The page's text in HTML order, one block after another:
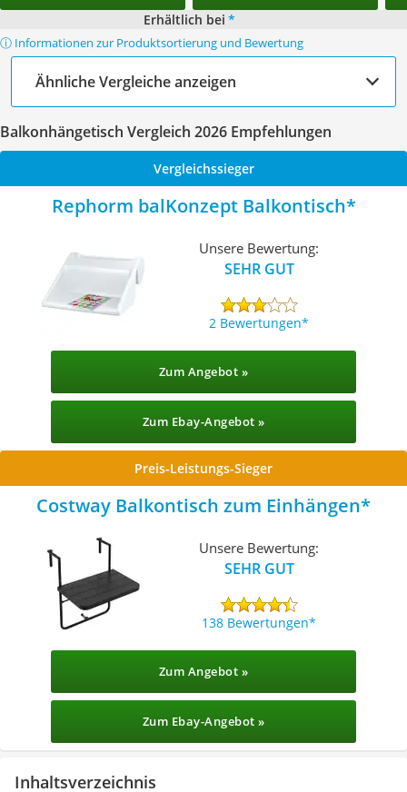
Erhältlich bei *
ⓘ Informationen zur Produktsortierung und Bewertung
Ähnliche Vergleiche anzeigen
Balkonhängetisch Vergleich 2026 Empfehlungen
Vergleichssieger
Rephorm balKonzept Balkontisch
Unsere Bewertung:
SEHR GUT
2 Bewertungen
Zum Angebot »
Zum Ebay-Angebot »
Preis-Leistungs-Sieger
Costway Balkontisch zum Einhängen
Unsere Bewertung:
SEHR GUT
138 Bewertungen
Zum Angebot »
Zum Ebay-Angebot »
Inhaltsverzeichnis